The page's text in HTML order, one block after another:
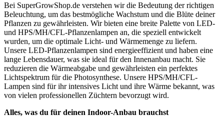
Bei SuperGrowShop.de verstehen wir die Bedeutung der richtigen
Beleuchtung, um das bestmögliche Wachstum und die Blüte deiner
Pflanzen zu gewährleisten. Wir bieten eine breite Palette von LED-
und HPS/MH/CFL-Pflanzenlampen an, die speziell entwickelt
wurden, um die optimale Licht- und Wärmemenge zu liefern.
Unsere LED-Pflanzenlampen sind energieeffizient und haben eine
lange Lebensdauer, was sie ideal für den Innenanbau macht. Sie
reduzieren die Wärmeabgabe und gewährleisten ein perfektes
Lichtspektrum für die Photosynthese. Unsere HPS/MH/CFL-
Lampen sind für ihr intensives Licht und ihre Wärme bekannt, was
von vielen professionellen Züchtern bevorzugt wird.
Alles, was du für deinen Indoor-Anbau brauchst